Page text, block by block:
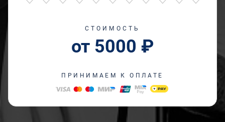
СТОИМОСТЬ
от 5000 ₽
ПРИНИМАЕМ К ОПЛАТЕ